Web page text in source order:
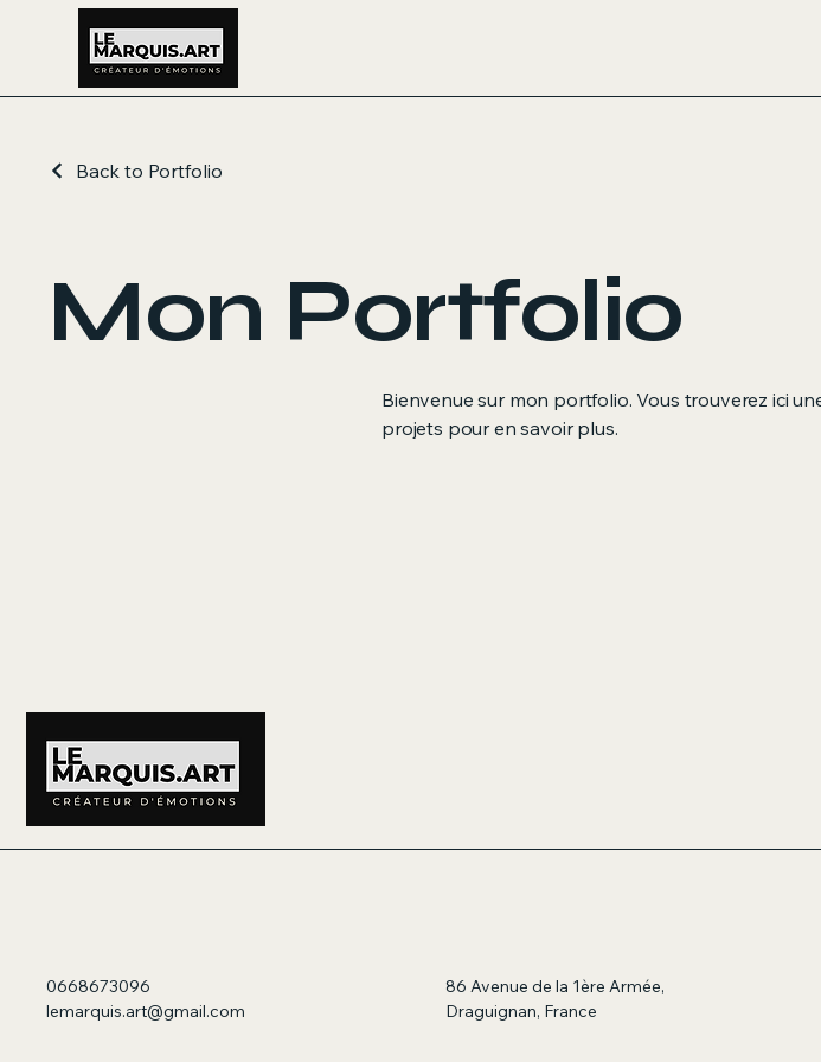
Back to Portfolio
Mon Portfolio
Bienvenue sur mon portfolio. Vous trouverez ici
projets pour en savoir plus.
0668673096
lemarquis.art@gmail.com
86 Avenue de la 1ère Armée,
Draguignan, France